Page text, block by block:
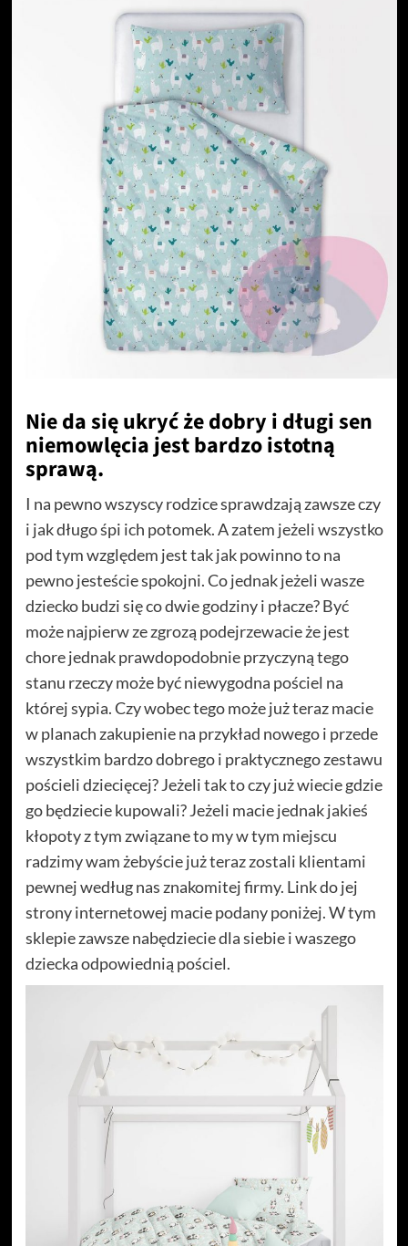
Nie da się ukryć że dobry i długi sen
niemowlęcia jest bardzo istotną
sprawą.
I na pewno wszyscy rodzice sprawdzają zawsze czy
i jak długo śpi ich potomek. A zatem jeżeli wszystko
pod tym względem jest tak jak powinno to na
pewno jesteście spokojni. Co jednak jeżeli wasze
dziecko budzi się co dwie godziny i płacze? Być
może najpierw ze zgrozą podejrzewacie że jest
chore jednak prawdopodobnie przyczyną tego
stanu rzeczy może być niewygodna pościel na
której sypia. Czy wobec tego może już teraz macie
w planach zakupienie na przykład nowego i przede
wszystkim bardzo dobrego i praktycznego zestawu
pościeli dziecięcej? Jeżeli tak to czy już wiecie gdzie
go będziecie kupowali? Jeżeli macie jednak jakieś
kłopoty z tym związane to my w tym miejscu
radzimy wam żebyście już teraz zostali klientami
pewnej według nas znakomitej firmy. Link do jej
strony internetowej macie podany poniżej. W tym
sklepie zawsze nabędziecie dla siebie i waszego
dziecka odpowiednią pościel.